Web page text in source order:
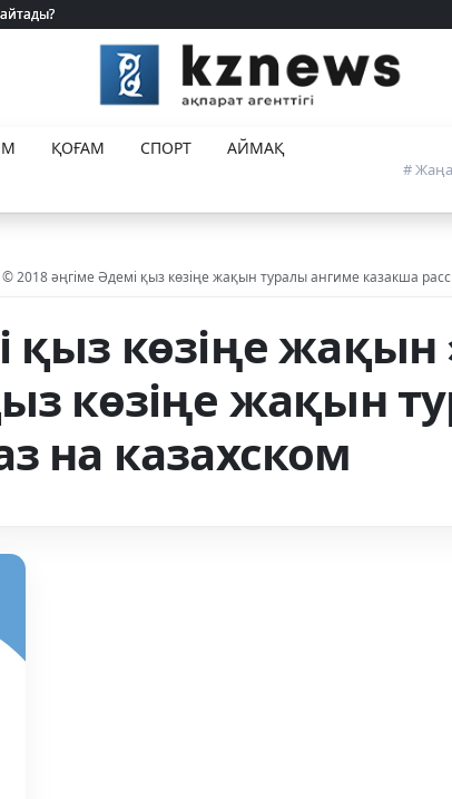
ҚОҒАМ СПОРТ
АЙМАҚ
#
2018 әңгіме Әдемі қыз көзіңе жақын туралы ангиме казакша
көзіңе жақын
көзіңе жақын
на казахском